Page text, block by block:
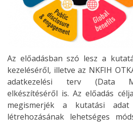
Az előadásban szó lesz a
kezeléséről, illetve az NKFIH
adatkezelési terv (Data
elkészítéséről is. Az előadás
megismerjék a kutatási
létrehozásának lehetséges